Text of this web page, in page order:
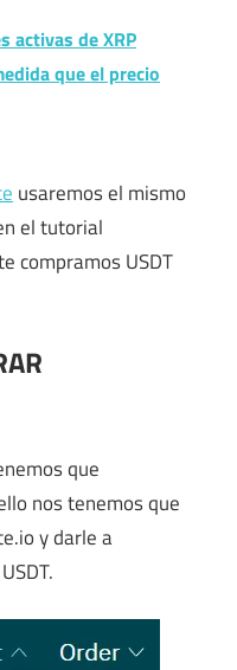
activas de XRP
que el precio
usaremos el mismo
el tutorial
compramos USDT
que
nos tenemos que
y darle a